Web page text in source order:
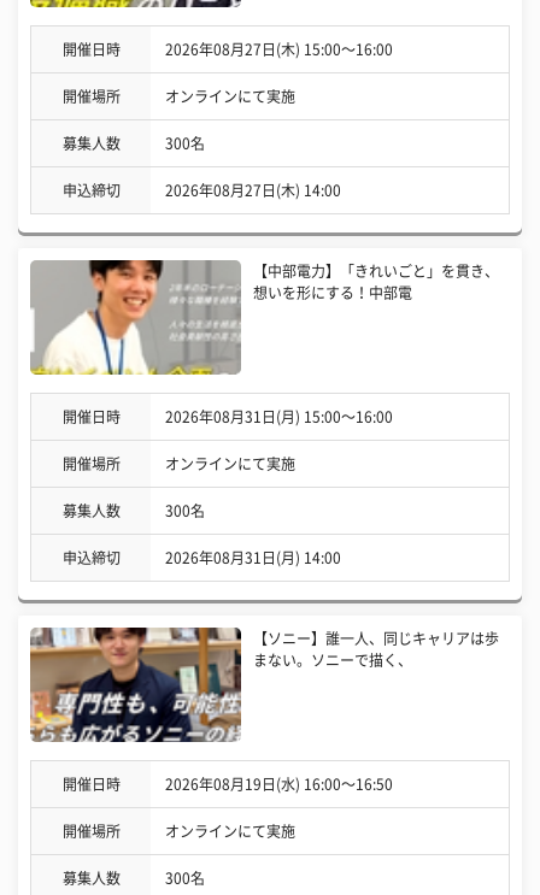
開催日時 2026年08月27日(木) 15:00〜16:00
開催場所 オンラインにて実施
募集人数 300名
申込締切 2026年08月27日(木) 14:00
【中部電力】「きれいごと」を貫き、
想いを形にする！中部電
開催日時 2026年08月31日(月) 15:00〜16:00
開催場所 オンラインにて実施
募集人数 300名
申込締切 2026年08月31日(月) 14:00
【ソニー】誰一人、同じキャリアは歩
まない。ソニーで描く、
開催日時 2026年08月19日(水) 16:00〜16:50
開催場所 オンラインにて実施
募集人数 300名